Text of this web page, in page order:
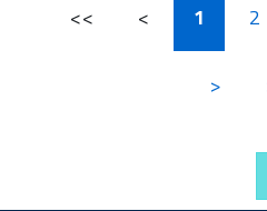
<< < 1 2
>